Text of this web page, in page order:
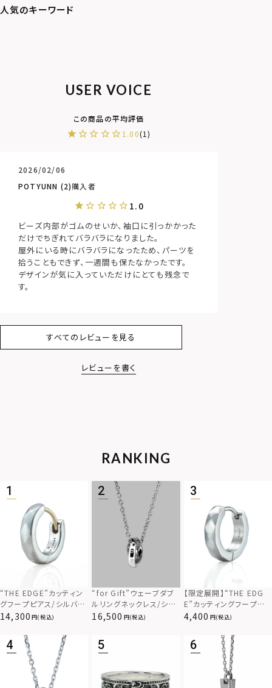
USER VOICE
1.00 1
POTYUNN 2 購入者
2026/02/06
ビーズ内部がゴムのせいか、袖口に引っかかった
だけでちぎれてバラバラになりました。
屋外にいる時にバラバラになったため、パーツを
拾うこともできず、一週間も保たなかったです。
デザインが気に入っていただけにとても残念で
す。
すべてのレビューを見る
レビューを書く
RANKING
“THE EDGE”カッティン
グフープピアス/シルバー
925
14,300 (税込)
“for Gift”ウェーブダブ
ルリングネックレス/シル
バー×ブラック/シルバー
16,500 (税込)
【限定展開】“THE EDG
E”カッティングフープピ
アス/サージカルステンレ
4,400 (税込)